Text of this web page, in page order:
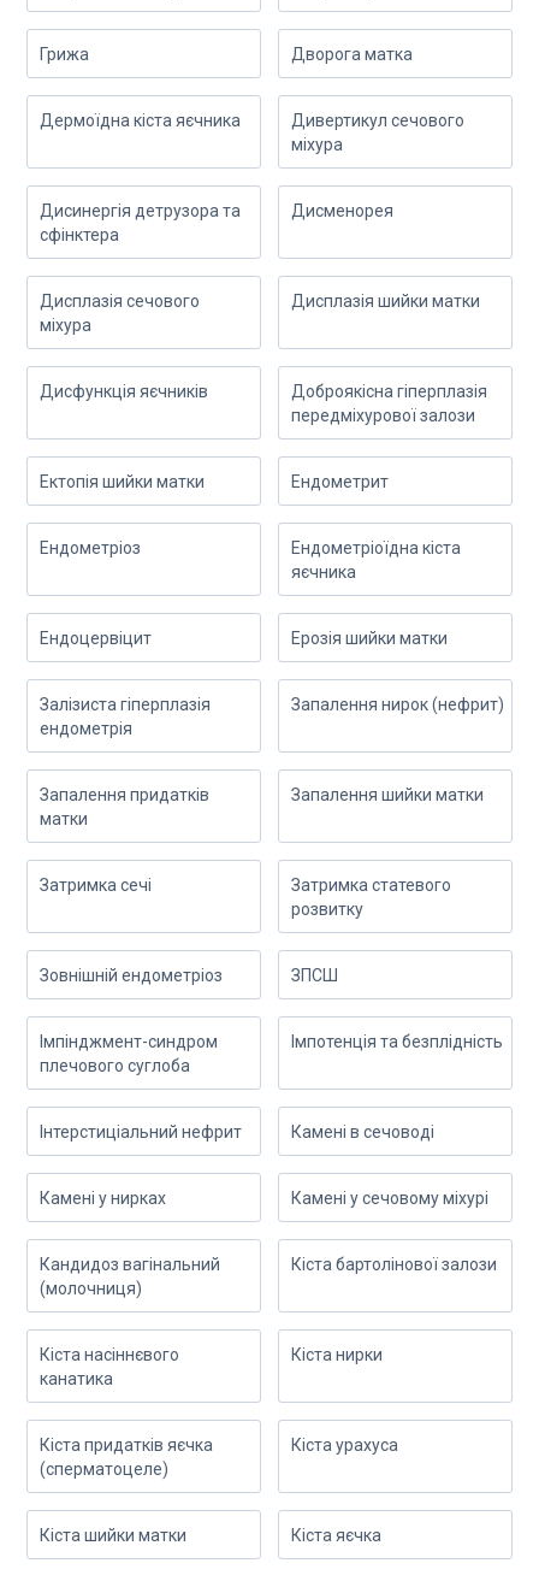
Грижа Дворога матка
Дермоїдна кіста яєчника
Дивертикул сечового
міхура
Дисинергія детрузора та
сфінктера
Дисменорея
Дисплазія сечового
міхура
Дисплазія шийки матки
Дисфункція яєчників
Доброякісна гіперплазія
передміхурової залози
Ектопія шийки матки Ендометрит
Ендометріоз
Ендометріоїдна кіста
яєчника
Ендоцервіцит Ерозія шийки матки
Залізиста гіперплазія
ендометрія
Запалення нирок (нефрит)
Запалення придатків
матки
Запалення шийки матки
Затримка сечі
Затримка статевого
розвитку
Зовнішній ендометріоз ЗПСШ
Імпінджмент-синдром
плечового суглоба
Імпотенція та безплідність
Інтерстиціальний нефрит Камені в сечоводі
Камені у нирках Камені у сечовому міхурі
Кандидоз вагінальний
(молочниця)
Кіста бартолінової залози
Кіста насіннєвого
канатика
Кіста нирки
Кіста придатків яєчка
(сперматоцеле)
Кіста урахуса
Кіста шийки матки Кіста яєчка